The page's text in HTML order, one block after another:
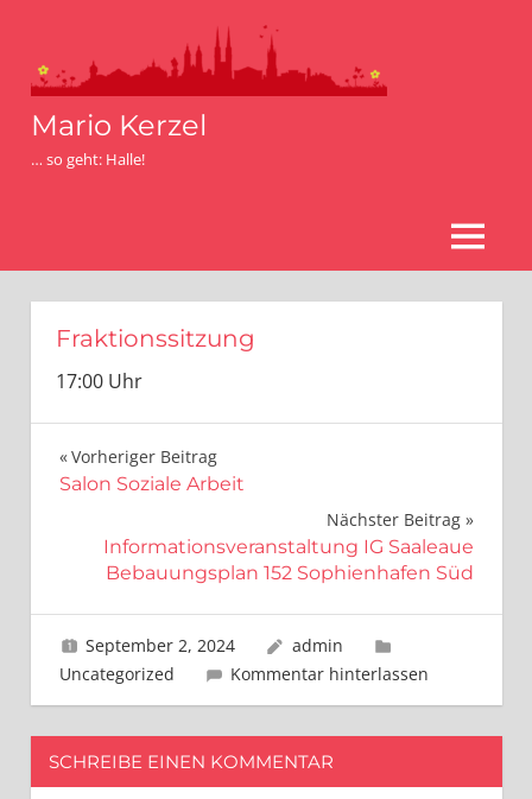
springen
Mario Kerzel
… so geht: Halle!
MENÜ
Fraktionssitzung
17:00 Uhr
Beitragsnavigation
Vorheriger Beitrag
Salon Soziale Arbeit
Nächster Beitrag
Informationsveranstaltung IG Saaleaue
Bebauungsplan 152 Sophienhafen Süd
September 2, 2024
admin
Uncategorized
Kommentar hinterlassen
SCHREIBE EINEN KOMMENTAR